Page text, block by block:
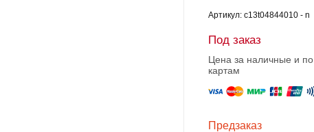
Артикул: c13t04844010 - n
Под заказ
Цена за наличные и по
картам
Предзаказ